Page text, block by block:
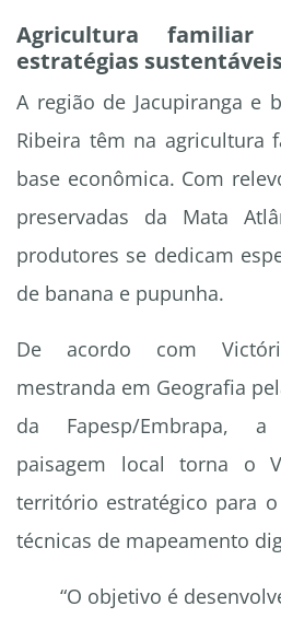
Agricultura
estratégias
A região de Jacupiranga e
Ribeira têm na agricultura
base econômica. Com
preservadas da Mata
produtores se dedicam
de banana e pupunha.
De acordo com
mestranda em Geografia
da Fapesp/Embrapa,
paisagem local torna o
território estratégico para
técnicas de mapeamento
“O objetivo é